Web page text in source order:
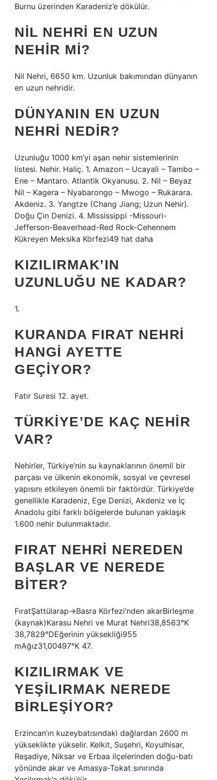
Burnu üzerinden Karadeniz’e dökülür.
NIL NEHRI EN UZUN
NEHIR MI?
Nil Nehri, 6650 km. Uzunluk bakımından dünyanın
en uzun nehridir.
DÜNYANIN EN UZUN
NEHRI NEDIR?
Uzunluğu 1000 km’yi aşan nehir sistemlerinin
listesi. Nehir. Haliç. 1. Amazon – Ucayali – Tambo –
Ene – Mantaro. Atlantik Okyanusu. 2. Nil – Beyaz
Nil – Kagera – Nyabarongo – Mwogo – Rukarara.
Akdeniz. 3. Yangtze (Chang Jiang; Uzun Nehir).
Doğu Çin Denizi. 4. Mississippi -Missouri-
Jefferson-Beaverhead-Red Rock-Cehennem
Kükreyen Meksika Körfezi49 hat daha
KIZILIRMAK’IN
UZUNLUĞU NE KADAR?
1.
KURANDA FIRAT NEHRI
HANGI AYETTE
GEÇIYOR?
Fatır Suresi 12. ayet.
TÜRKIYE’DE KAÇ NEHIR
VAR?
Nehirler, Türkiye’nin su kaynaklarının önemli bir
parçası ve ülkenin ekonomik, sosyal ve çevresel
yapısını etkileyen önemli bir faktördür. Türkiye’de
genellikle Karadeniz, Ege Denizi, Akdeniz ve İç
Anadolu gibi farklı bölgelerde bulunan yaklaşık
1.600 nehir bulunmaktadır.
FIRAT NEHRI NEREDEN
BAŞLAR VE NEREDE
BITER?
FıratŞattülarap→Basra Körfezi’nden akarBirleşme
(kaynak)Karasu Nehri ve Murat Nehri38,8563°K
38,7829°DEğerinin yüksekliği955
mAğız31,00497°K 47.
KIZILIRMAK VE
YEŞILIRMAK NEREDE
BIRLEŞIYOR?
Erzincan’ın kuzeybatısındaki dağlardan 2600 m
yükseklikte yükselir. Kelkit, Suşehri, Koyulhisar,
Reşadiye, Niksar ve Erbaa ilçelerinden doğu-batı
yönünde akar ve Amasya-Tokat sınırında